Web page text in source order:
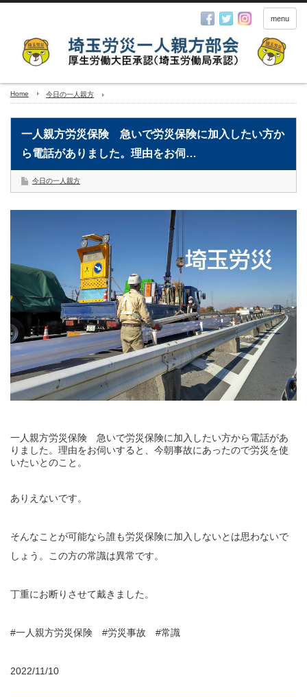
menu
Home 今日の一人親方
一人親方労災保険 急いで労災保険に加入したい方か
ら電話がありました。理由をお伺…
今日の一人親方
一人親方労災保険 急いで労災保険に加入したい方から電話があ
りました。理由をお伺いすると、今朝事故にあったので労災を使
いたいとのこと。
ありえないです。
そんなことが可能なら誰も労災保険に加入しないとは思わないで
しょう。この方の常識は異常です。
丁重にお断りさせて戴きました。
#一人親方労災保険 #労災事故 #常識
2022/11/10